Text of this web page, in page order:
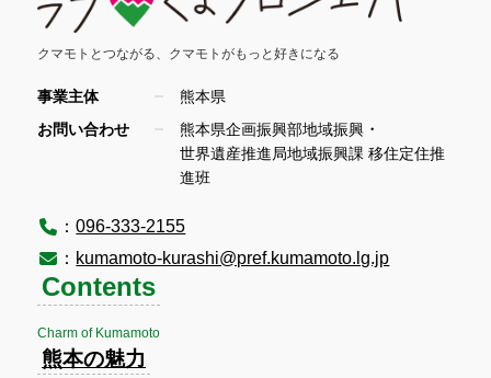
クマモトとつながる、 クマモトがもっと好きになる
事業主体
熊本県
お問い合わせ
熊本県企画振興部地域振興 ・
世界遺産推進局地域振興課 移住定住推
進班
：096-333-2155
： kumamoto-kurashi@pref.kumamoto.lg.jp
Contents
Charm of Kumamoto
熊本の魅力